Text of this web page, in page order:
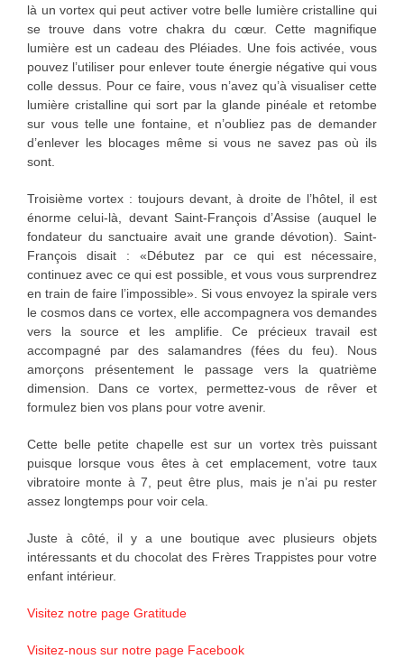
là un vortex qui peut activer votre belle lumière cristalline qui
se trouve dans votre chakra du cœur. Cette magnifique
lumière est un cadeau des Pléiades. Une fois activée, vous
pouvez l’utiliser pour enlever toute énergie négative qui vous
colle dessus. Pour ce faire, vous n’avez qu’à visualiser cette
lumière cristalline qui sort par la glande pinéale et retombe
sur vous telle une fontaine, et n’oubliez pas de demander
d’enlever les blocages même si vous ne savez pas où ils
sont.
Troisième vortex : toujours devant, à droite de l’hôtel, il est
énorme celui-là, devant Saint-François d’Assise (auquel le
fondateur du sanctuaire avait une grande dévotion). Saint-
François disait : «Débutez par ce qui est nécessaire,
continuez avec ce qui est possible, et vous vous surprendrez
en train de faire l’impossible». Si vous envoyez la spirale vers
le cosmos dans ce vortex, elle accompagnera vos demandes
vers la source et les amplifie. Ce précieux travail est
accompagné par des salamandres (fées du feu). Nous
amorçons présentement le passage vers la quatrième
dimension. Dans ce vortex, permettez-vous de rêver et
formulez bien vos plans pour votre avenir.
Cette belle petite chapelle est sur un vortex très puissant
puisque lorsque vous êtes à cet emplacement, votre taux
vibratoire monte à 7, peut être plus, mais je n’ai pu rester
assez longtemps pour voir cela.
Juste à côté, il y a une boutique avec plusieurs objets
intéressants et du chocolat des Frères Trappistes pour votre
enfant intérieur.
Visitez notre page Gratitude
Visitez-nous sur notre page Facebook